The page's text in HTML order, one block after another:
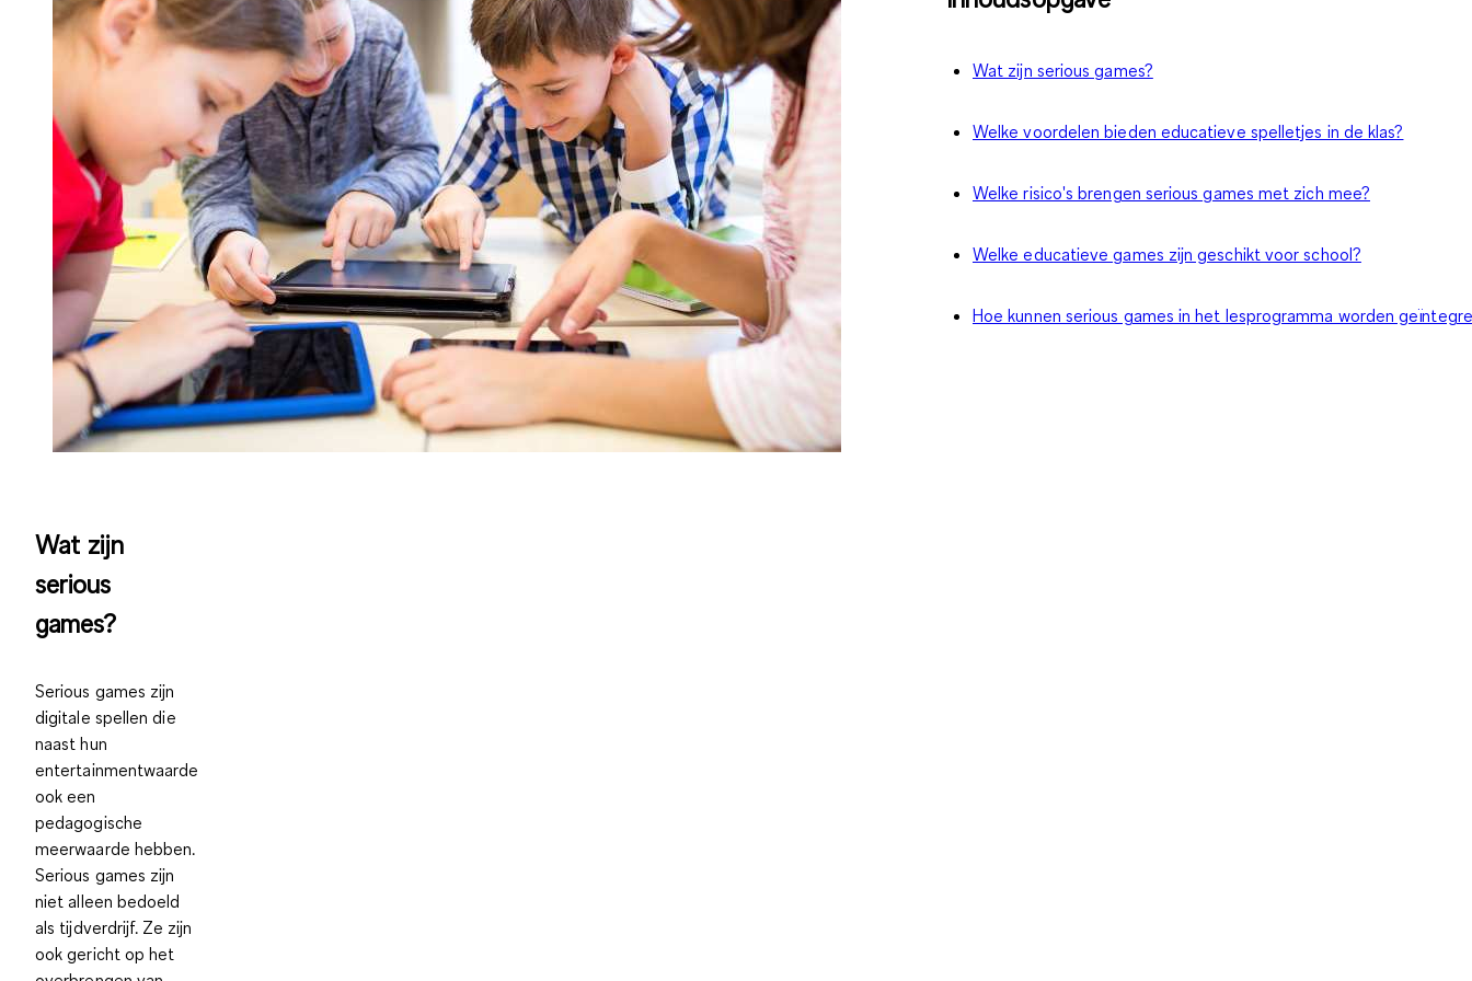
Wat zijn serious games?
Welke voordelen bieden educatieve spelletjes in de klas?
Welke risico's brengen serious games met zich mee?
Welke educatieve games zijn geschikt voor school?
Hoe kunnen serious games in het lesprogramma worden
Wat zijn
serious
games?
Serious games zijn
digitale spellen die
naast hun
entertainmentwaarde
ook een
pedagogische
meerwaarde hebben.
Serious games zijn
niet alleen bedoeld
als tijdverdrijf. Ze zijn
ook gericht op het